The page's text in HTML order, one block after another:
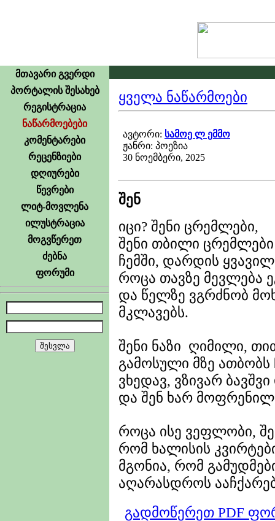
მთავარი გვერდი
პორტალის შესახებ
რეგისტრაცია
ნაწარმოებები
კომენტარები
რეცენზიები
დღიურები
წევრები
ლიტ-მოვლენა
ილუსტრაცია
მოგვწერეთ
ძებნა
ფორუმი
ყველა ნაწარმოები
ავტორი: სამოე ლ ემმო
ჟანრი: პოეზია
30 ნოემბერი, 2025
შენ
იცი? შენი ცრემლები,
შენი თბილი ცრემლები
ჩემში, დარდის
როცა თავზე მევლება
და წელზე ვგრძნობ
მკლავებს.
შენი ნაზი ღიმილი,
გამოსული მზე
ვხედავ, ვზივარ
და შენ ხარ
როცა ისე ვეფლობი,
რომ ხალისის
მგონია, რომ
აღარასდროს
გადმოწერეთ PDF